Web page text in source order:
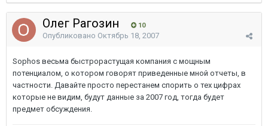
Олег Рагозин 10
Опубликовано Октябрь 18, 2007
Sophos весьма быстрорастущая компания с мощным
потенциалом, о котором говорят приведенные мной отчеты, в
частности. Давайте просто перестанем спорить о тех цифрах
которые не видим, будут данные за 2007 год, тогда будет
предмет обсуждения.